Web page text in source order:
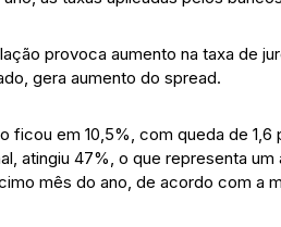
provoca aumento na taxa de
gera aumento do spread.
em 10,5%, com queda de 1,6
atingiu 47%, o que representa
mês do ano, de acordo com a